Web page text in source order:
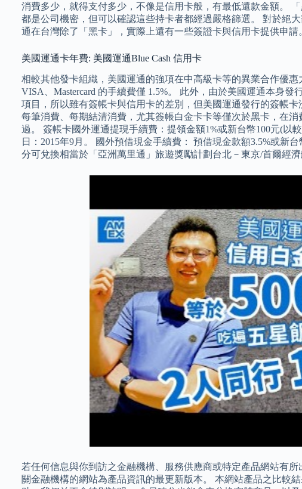
消費多少，就得支付多少，不像是信用卡般，有最低還款金額。
都是公司機密，但可以確認這些持卡者都經過嚴格篩選。 對於絕
通在台灣除了「黑卡」，實際上還有一些簽證卡與信用卡提供申請
美國運通卡年費: 美國運通Blue Cash 信用卡
相較其他發卡組織，美國運通的強項在中高級卡等的異業合作優惠
VISA、Mastercard 的手續費僅 1.5%。 此外，由於美國運通本身
項目，所以雖有簽帳卡與信用卡的差別，但美國運通發行的簽帳
每筆消費、每期結清消費，尤其簽帳白金卡卡等僅次於黑卡，在
過。 簽帳卡國外運通提現手續費：提領金額1%或新台幣100元(以
日：2015年9月。 國外預借現金手續費： 預借現金款額3.5%或新
分可兌換相當於「亞洲萬里通」旅遊獎勵計劃台北－東京/首爾經濟
若任何信息與你到訪之金融機構、服務供應商或特定產品網站有
關金融機構的網站為產品資訊的最更新版本。 本網站產品之比較